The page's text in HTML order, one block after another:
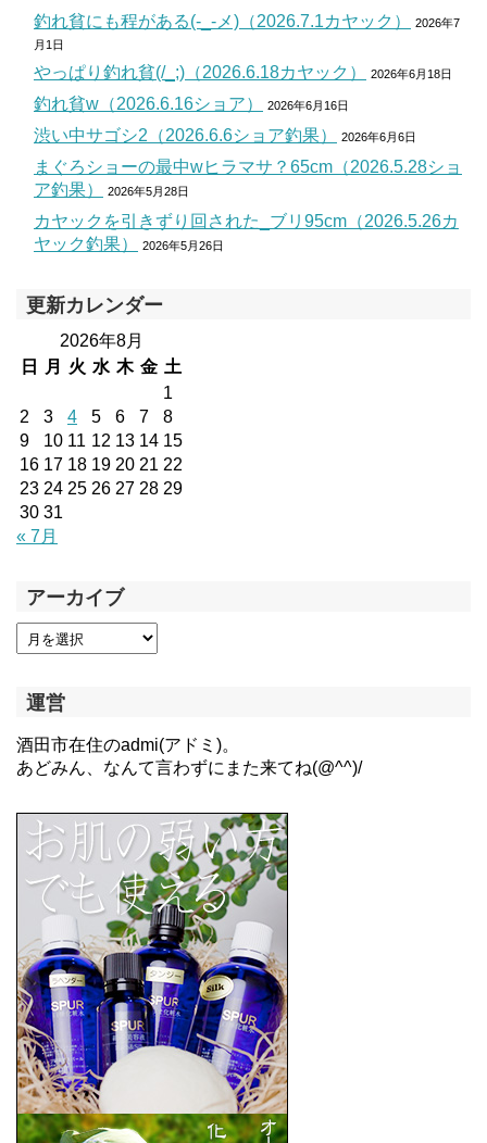
釣れ貧にも程がある(-_-メ)（2026.7.1カヤック）
2026年7
月1日
やっぱり釣れ貧(/_;)（2026.6.18カヤック） 2026年6月18日
釣れ貧w（2026.6.16ショア） 2026年6月16日
渋い中サゴシ2（2026.6.6ショア釣果） 2026年6月6日
まぐろショーの最中wヒラマサ？65cm（2026.5.28ショ
ア釣果）
2026年5月28日
カヤックを引きずり回された_ブリ95cm（2026.5.26カ
ヤック釣果）
2026年5月26日
更新カレンダー
2026年8月
日
月 火 水 木 金 土
1
2
3 4 5 6 7
8
9
10 11 12 13 14 15
16 17 18 19 20 21 22
23 24 25 26 27 28 29
30 31
« 7月
アーカイブ
運営
酒田市在住のadmi(アドミ)。
あどみん、なんて言わずにまた来てね(@^^)/